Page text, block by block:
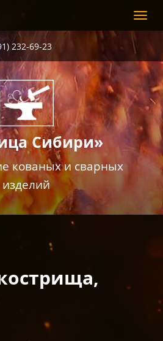
232-69-23
Сибири»
кованых и сварных
изделий